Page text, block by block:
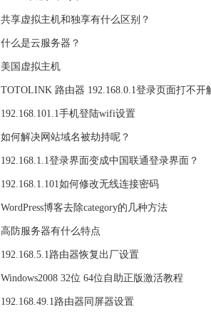
共享虚拟主机和独享有什么区别？
什么是云服务器？
美国虚拟主机
TOTOLINK 路由器 192.168.0.1登录页面打不开
法
192.168.101.1手机登陆wifi设置
如何解决网站域名被劫持呢？
192.168.1.1登录界面变成中国联通登录界面？
192.168.1.101如何修改无线连接密码
WordPress博客去除category的几种方法
高防服务器有什么特点
192.168.5.1路由器恢复出厂设置
Windows2008 32位 64位自助正版激活教程
192.168.49.1路由器同屏器设置